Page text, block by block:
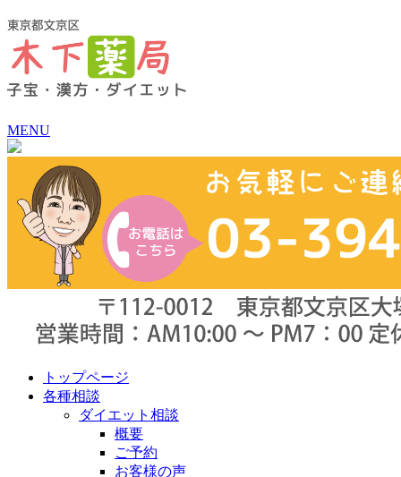
MENU
トップページ
各種相談
ダイエット相談
概要
ご予約
お客様の声